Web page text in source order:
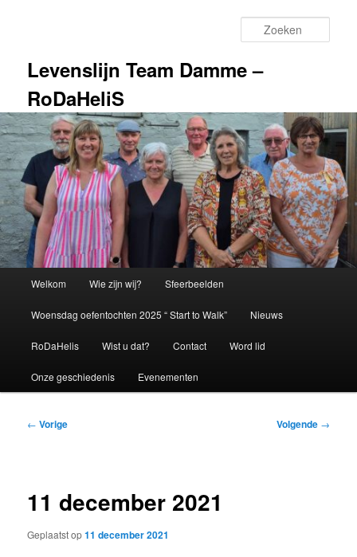
inhoudLevenslijn Team Damme –
RoDaHeliS
Welkom Wie zijn wij? Sfeerbeelden
Woensdag oefentochten 2025 “ Start to Walk” Nieuws
RoDaHelis Wist u dat? Contact Word lid
Onze geschiedenis Evenementen
Bericht
← Vorige Volgende →
11 december 2021
Geplaatst op11 december 2021